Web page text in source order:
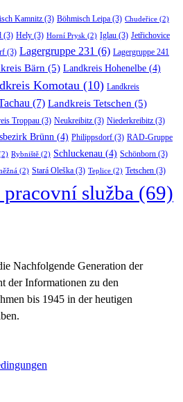
Kamnitz (3) Böhmisch Leipa (3) Chudeřice (2)
(3) Hely (3) Horní Prysk (2) Iglau (3) Jetřichovice
(3) Lagergruppe 231 (6) Lagergruppe 241
Bärn (5) Landkreis Hohenelbe (4)
Komotau (10) Landkreis
(7) Landkreis Tetschen (5)
Troppau (3) Neukreibitz (3) Niederkreibitz (3)
Brünn (4) Philippsdorf (3) RAD-Gruppe
Rybniště (2) Schluckenau (4) Schönborn (3)
(2) Stará Oleška (3) Teplice (2) Tetschen (3)
pracovní služba (69)
Nachfolgende Generation der
der Informationen zu den
bis 1945 in der heutigen